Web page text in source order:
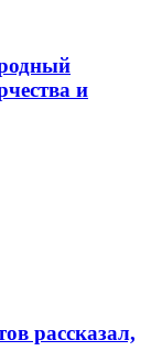
и
рассказал,